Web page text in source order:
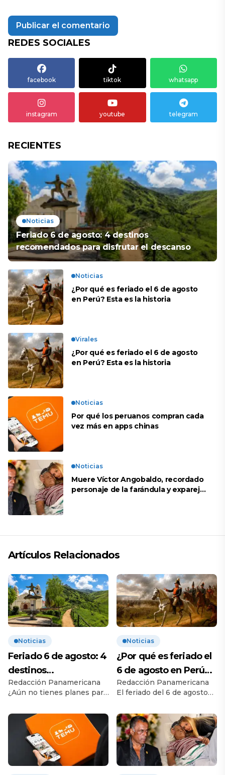
REDES SOCIALES
facebook tiktok whatsapp
instagram youtube telegram
RECIENTES
Noticias
Feriado 6 de agosto: 4 destinos
recomendados para disfrutar el descanso
Noticias
¿Por qué es feriado el 6 de agosto
en Perú? Esta es la historia
Virales
¿Por qué es feriado el 6 de agosto
en Perú? Esta es la historia
Noticias
Por qué los peruanos compran cada
vez más en apps chinas
Noticias
Muere Víctor Angobaldo, recordado
personaje de la farándula y expareja
Artículos Relacionados
Noticias
Feriado 6 de agosto: 4
destinos
recomendados para
disfrutar el descanso
Redacción Panamericana
¿Aún no tienes planes para
agosto, feriado nacional por
el bicentenario de la
Batalla de Junín, miles de
peruanos aprovecharán el
día de descanso para salir
de la rutina. Si buscas una
Noticias
¿Por qué es feriado el
6 de agosto en Perú?
Esta es la historia
Redacción Panamericana
El feriado del 6 de agosto
Junín, uno de los
enfrentamientos más
importantes de la
independencia del Perú.
Conoce su origen, su
importancia histórica y qué